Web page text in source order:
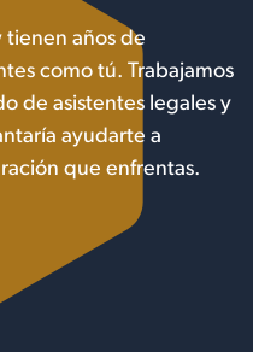
tienen años de
como tú. Trabajamos
de asistentes legales y
ayudarte a
que enfrentas.